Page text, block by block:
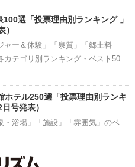
選「投票理由別ランキング 」
）
ャー＆体験」「泉質」「郷土料
カテゴリ別ランキング・ベスト50
ホテル250選「投票理由別ランキ
号発表）
・浴場」「施設」「雰囲気」のベ